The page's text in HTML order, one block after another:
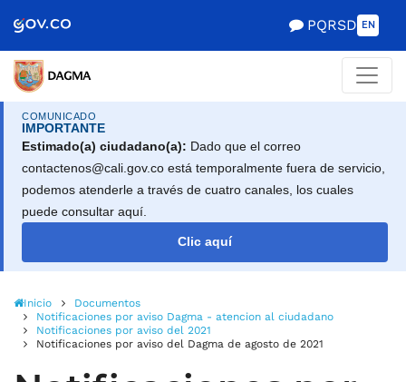
de Gobierno
PQRSD EN
COMUNICADO
IMPORTANTE
Estimado(a) ciudadano(a): Dado que el correo
contactenos@cali.gov.co está temporalmente fuera de servicio,
podemos atenderle a través de cuatro canales, los cuales
puede consultar aquí.
Clic aquí
Inicio
Documentos
Notificaciones por aviso Dagma - atencion al ciudadano
Notificaciones por aviso del 2021
Notificaciones por aviso del Dagma de agosto de 2021